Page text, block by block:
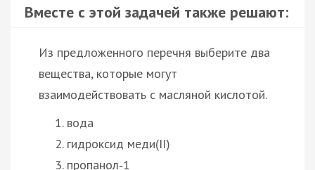
Вместе с этой задачей также решают:
Из предложенного перечня выберите два
вещества, которые могут
взаимодействовать с масляной кислотой.
вода
гидроксид меди(II)
пропанол‑1